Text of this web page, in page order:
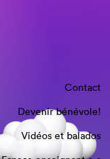
Contact
Devenir bénévole!
Vidéos et balados